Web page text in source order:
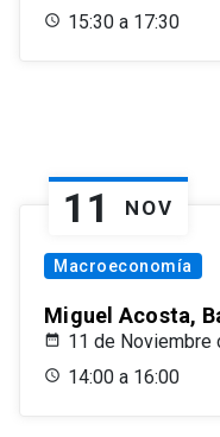
15:30 a 17:30
11 NOV
Macroeconomía
Miguel Acosta,
11 de Noviembre
14:00 a 16:00